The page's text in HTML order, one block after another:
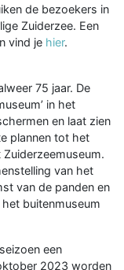
de bezoekers in
Zuiderzee. Een
vind je hier.
75 jaar. De
in het
en laat zien
plannen tot het
van het
van de panden en
buitenmuseum
een
2023 worden